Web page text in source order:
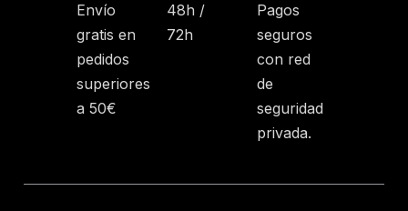
Envío
gratis en
pedidos
superiores
a 50€
48h /
72h
Pagos
seguros
con red
de
seguridad
privada.